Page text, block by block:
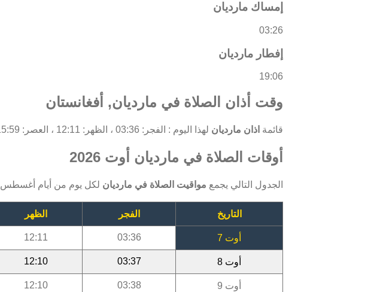
إمساك مارديان
03:26
إفطار مارديان
19:06
وقت أذان الصلاة في مارديان, أفغانستان
قائمة اذان مارديان لهذا اليوم : الفجر: 03:36 ، الظهر: 12:11 ، العصر: 15:59 ، المغرب: 19:06 ، العشاء: 20:39.
أوقات الصلاة في مارديان أوت 2026
الجدول التالي يجمع مواقيت الصلاة في مارديان لكل يوم من أيام أغسطس 2026.
التاريخ الفجر الظهر
أوت 7 03:36
12:11
أوت 8 03:37
12:10
أوت 9 03:38
12:10